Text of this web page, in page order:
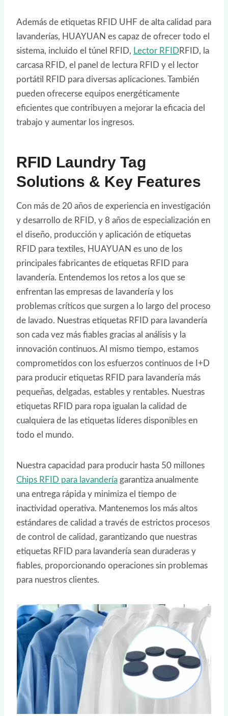
Además de etiquetas RFID UHF de alta calidad para
lavanderías, HUAYUAN es capaz de ofrecer todo el
sistema, incluido el túnel RFID, Lector RFID RFID, la
carcasa RFID, el panel de lectura RFID y el lector
portátil RFID para diversas aplicaciones. También
pueden ofrecerse equipos energéticamente
eficientes que contribuyen a mejorar la eficacia del
trabajo y aumentar los ingresos.
RFID Laundry Tag
Solutions & Key Features
Con más de 20 años de experiencia en investigación
y desarrollo de RFID, y 8 años de especialización en
el diseño, producción y aplicación de etiquetas
RFID para textiles, HUAYUAN es uno de los
principales fabricantes de etiquetas RFID para
lavandería. Entendemos los retos a los que se
enfrentan las empresas de lavandería y los
problemas críticos que surgen a lo largo del proceso
de lavado. Nuestras etiquetas RFID para lavandería
son cada vez más fiables gracias al análisis y la
innovación continuos. Al mismo tiempo, estamos
comprometidos con los esfuerzos continuos de I+D
para producir etiquetas RFID para lavandería más
pequeñas, delgadas, estables y rentables. Nuestras
etiquetas RFID para ropa igualan la calidad de
cualquiera de las etiquetas líderes disponibles en
todo el mundo.
Nuestra capacidad para producir hasta 50 millones
Chips RFID para lavandería garantiza anualmente
una entrega rápida y minimiza el tiempo de
inactividad operativa. Mantenemos los más altos
estándares de calidad a través de estrictos procesos
de control de calidad, garantizando que nuestras
etiquetas RFID para lavandería sean duraderas y
fiables, proporcionando operaciones sin problemas
para nuestros clientes.